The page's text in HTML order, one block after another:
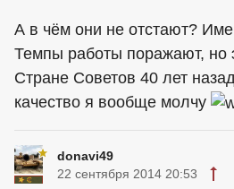
А в чём они не отстают?
Темпы работы поражают, но
Стране Советов 40 лет
качество я вообще молчу
donavi49
22 сентября 2014 20:53